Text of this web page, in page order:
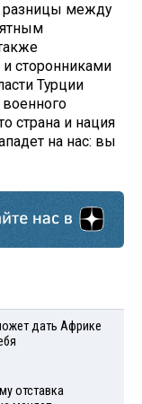
разницы между
сторонниками
Турции
страна и нация
на нас: вы
дать Африке
отставка